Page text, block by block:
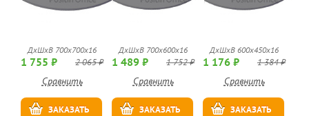
ДхШхВ 700х700х16
1 755 ₽ 2 065 ₽
Сравнить
ЗАКАЗАТЬ
ДхШхВ 700х600х16
1 489 ₽ 1 752 ₽
Сравнить
ЗАКАЗАТЬ
ДхШхВ 600х450х16
1 176 ₽ 1 384 ₽
Сравнить
ЗАКАЗАТЬ